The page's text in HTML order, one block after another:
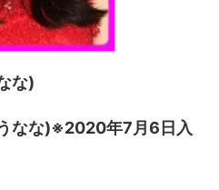
な)
なな)※2020年7月6日入